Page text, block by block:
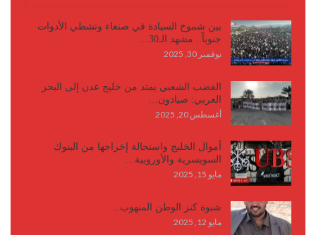
بين شموخ السيادة في صنعاء وتشظي الأدوات
جنوباً.. مشهد الـ30…
نوفمبر 30, 2025
الغضب الشعبي يمتد من خليج عدن إلى البحر
العربي: صيادون…
أغسطس 20, 2025
أموال الخليج واستحالة إخراجها من البنوك
السويسرية والأوروبية…
مايو 15, 2025
شبوة كنز الوطن المنهوب..
مايو 12, 2025